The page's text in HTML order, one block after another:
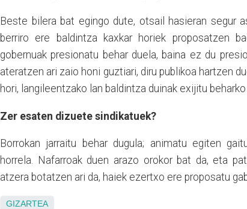
Beste bilera bat egingo dute, otsail hasieran segur
berriro ere baldintza kaxkar horiek proposatzen
gobernuak presionatu behar duela, baina ez du
ateratzen ari zaio honi guztiari, diru publikoa hartzen
hori, langileentzako lan baldintza duinak exijitu
Zer esaten dizuete sindikatuek?
Borrokan jarraitu behar dugula; animatu egiten
horrela. Nafarroak duen arazo orokor bat da, eta
atzera botatzen ari da, haiek ezertxo ere proposatu
GIZARTEA